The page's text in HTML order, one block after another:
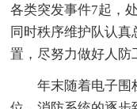
各类突发事件7起，
同时秩序维护队认
置，尽努力做好人防
年末随着电子围